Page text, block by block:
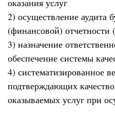
оказания услуг
2) осуществление аудита
(финансовой) отчетности
3) назначение
обеспечение системы
4) систематизированное
подтверждающих
оказываемых услуг при